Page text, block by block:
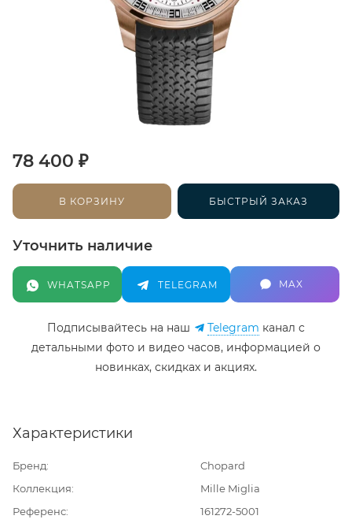
78 400 ₽
В КОРЗИНУ БЫСТРЫЙ ЗАКАЗ
Уточнить наличие
WHATSAPP TELEGRAM MAX
Подписывайтесь на наш Telegram канал c
детальными фото и видео часов, информацией о
новинках, скидках и акциях.
Характеристики
Бренд
Chopard
Коллекция
Mille Miglia
Референс
161272-5001